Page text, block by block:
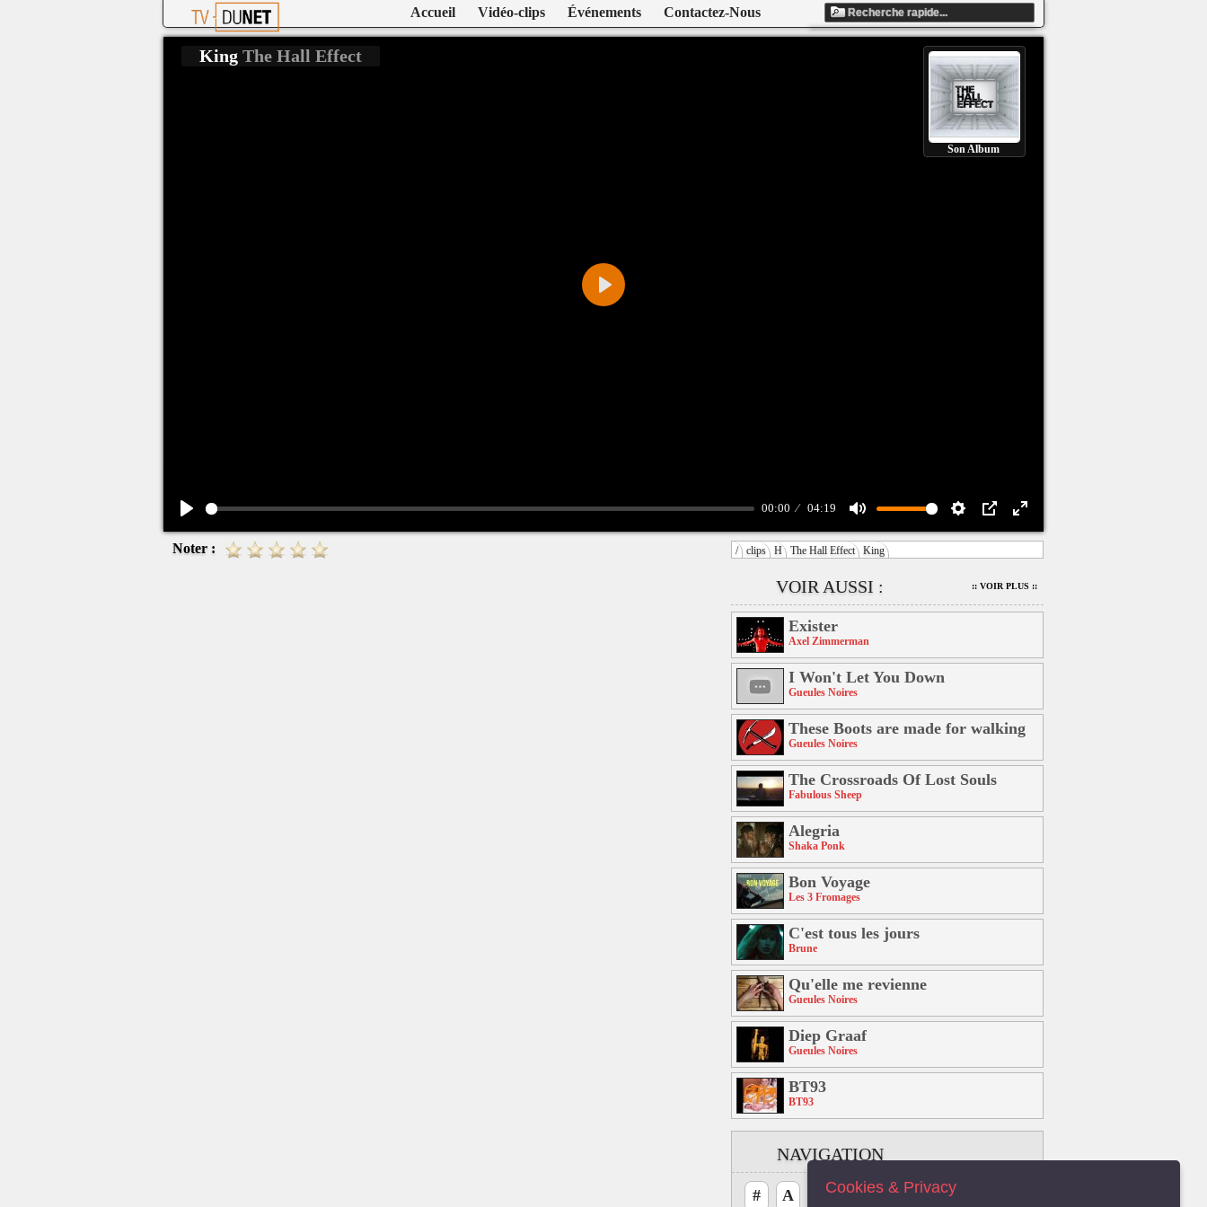
Accueil Vidéo-clips Événements Contactez-Nous
Play
00:00 04:19
Mute Settings
PIP
Enter
Play
King The Hall Effect
Son Album
/ clips H The Hall Effect King
VOIR AUSSI : :: VOIR PLUS ::
Exister
Axel Zimmerman
I Won't Let You Down
Gueules Noires
These Boots are made for walking
Gueules Noires
The Crossroads Of Lost Souls
Fabulous Sheep
Alegria
Shaka Ponk
Bon Voyage
Les 3 Fromages
C'est tous les jours
Brune
Qu'elle me revienne
Gueules Noires
Diep Graaf
Gueules Noires
BT93
BT93
NAVIGATION
# A C D E F
Noter :
Cookies & Privacy